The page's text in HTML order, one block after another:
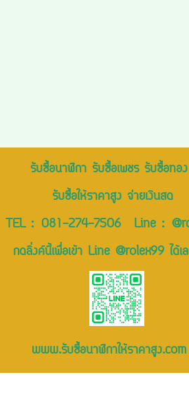
รับซื้อนาฬิกา รับซื้อเพชร รับซื้อทอง
รับซื้อให้ราคาสูง จ่ายเงินสด
TEL : 081-274-7506Line :
กดลิ่งค์นี้เพื่อเข้า Line @rolex99 ได้เ
www.รับซื้อนาฬิกาให้ราคาสูง.com